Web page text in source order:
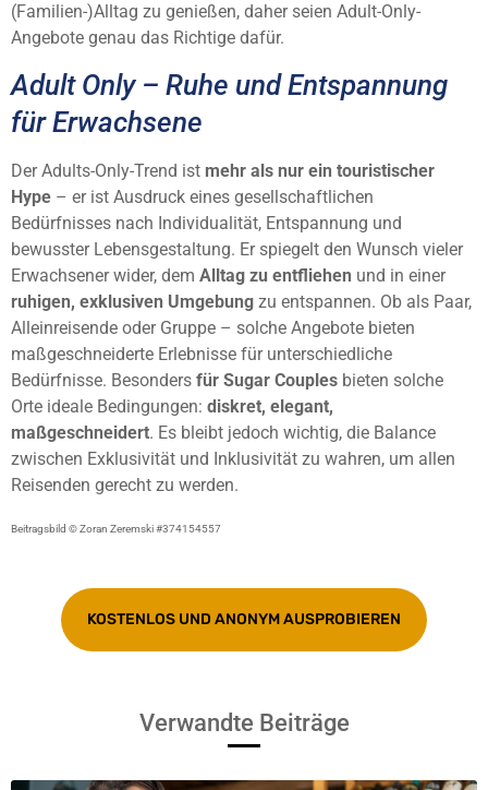
(Familien-)Alltag zu genießen, daher seien Adult-Only-
Angebote genau das Richtige dafür.
Adult Only – Ruhe und Entspannung
für Erwachsene
Der Adults-Only-Trend ist mehr als nur ein touristischer
Hype – er ist Ausdruck eines gesellschaftlichen
Bedürfnisses nach Individualität, Entspannung und
bewusster Lebensgestaltung. Er spiegelt den Wunsch vieler
Erwachsener wider, dem Alltag zu entfliehen und in einer
ruhigen, exklusiven Umgebung zu entspannen. Ob als Paar,
Alleinreisende oder Gruppe – solche Angebote bieten
maßgeschneiderte Erlebnisse für unterschiedliche
Bedürfnisse. Besonders für Sugar Couples bieten solche
Orte ideale Bedingungen: diskret, elegant,
maßgeschneidert. Es bleibt jedoch wichtig, die Balance
zwischen Exklusivität und Inklusivität zu wahren, um allen
Reisenden gerecht zu werden.
Beitragsbild © Zoran Zeremski #374154557
KOSTENLOS UND ANONYM AUSPROBIEREN
Verwandte Beiträge